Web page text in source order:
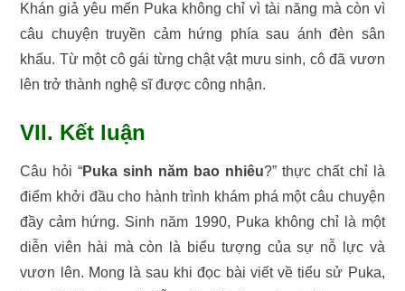
Khán giả yêu mến Puka không chỉ vì tài năng mà còn vì
câu chuyện truyền cảm hứng phía sau ánh đèn sân
khấu. Từ một cô gái từng chật vật mưu sinh, cô đã vươn
lên trở thành nghệ sĩ được công nhận.
VII. Kết luận
Câu hỏi “Puka sinh năm bao nhiêu?” thực chất chỉ là
điểm khởi đầu cho hành trình khám phá một câu chuyện
đầy cảm hứng. Sinh năm 1990, Puka không chỉ là một
diễn viên hài mà còn là biểu tượng của sự nỗ lực và
vươn lên. Mong là sau khi đọc bài viết về tiểu sử Puka,